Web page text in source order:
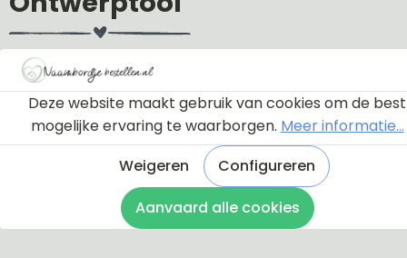
Via onderstaande knop komt u bij een instructie en
een tutorial die u een rondleiding geeft door de
ontwerptool. Hierdoor weet u precies hoe u zelf uw
naambordje helemaal kunt aanpassen en naar uw
eigen smaak kunt ontwerpen.
Bekijk de instructie
Deze website maakt gebruik van cookies om de best
mogelijke ervaring te waarborgen. Meer informatie...
Weigeren
Configureren
Aanvaard alle cookies